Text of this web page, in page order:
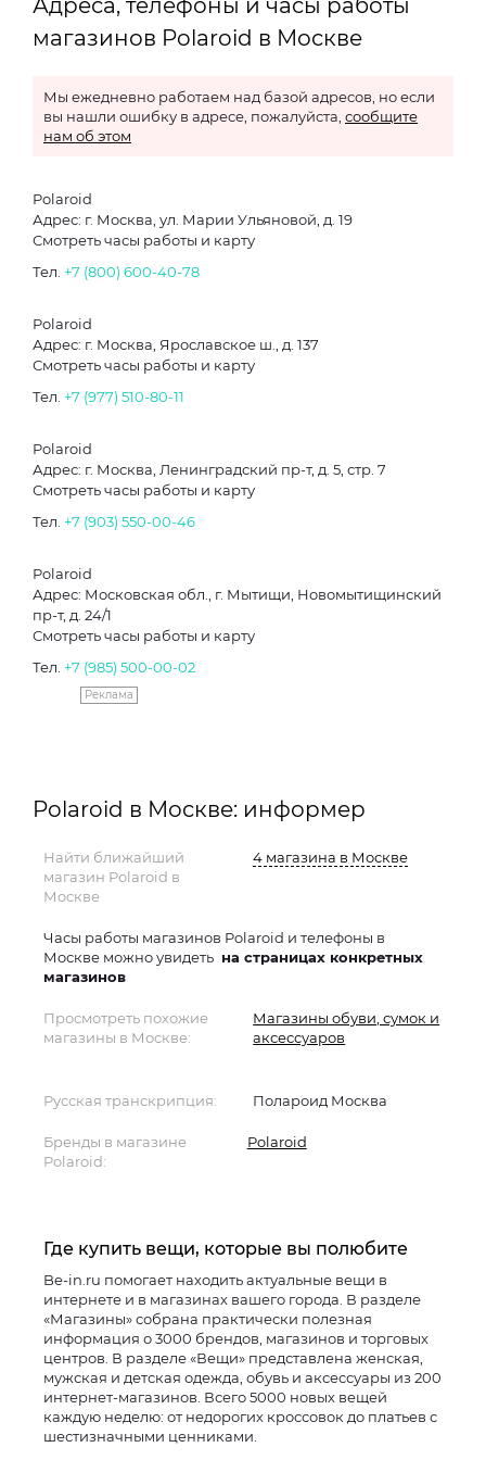
Адреса, телефоны и часы работы
магазинов Polaroid в Москве
Мы ежедневно работаем над базой адресов, но если
вы нашли ошибку в адресе, пожалуйста, сообщите
нам об этом
Polaroid
Адрес: г. Москва, ул. Марии Ульяновой, д. 19
Смотреть часы работы и карту
Тел. +7 (800) 600-40-78
Polaroid
Адрес: г. Москва, Ярославское ш., д. 137
Смотреть часы работы и карту
Тел. +7 (977) 510-80-11
Polaroid
Адрес: г. Москва, Ленинградский пр-т, д. 5, стр. 7
Смотреть часы работы и карту
Тел. +7 (903) 550-00-46
Polaroid
Адрес: Московская обл., г. Мытищи, Новомытищинский
пр-т, д. 24/1
Смотреть часы работы и карту
Тел. +7 (985) 500-00-02
Реклама
Polaroid в Москве: информер
Найти ближайший
магазин Polaroid в
Москве
4 магазина в Москве
Часы работы магазинов Polaroid и телефоны в
Москве можно увидеть на страницах конкретных
магазинов
Просмотреть похожие
магазины в Москве:
Магазины обуви, сумок и
аксессуаров
Русская транскрипция: Полароид Москва
Бренды в магазине
Polaroid:
Polaroid
Где купить вещи, которые вы полюбите
Be-in.ru помогает находить актуальные вещи в
интернете и в магазинах вашего города. В разделе
«Магазины» собрана практически полезная
информация о 3000 брендов, магазинов и торговых
центров. В разделе «Вещи» представлена женская,
мужская и детская одежда, обувь и аксессуары из 200
интернет-магазинов. Всего 5000 новых вещей
каждую неделю: от недорогих кроссовок до платьев с
шестизначными ценниками.